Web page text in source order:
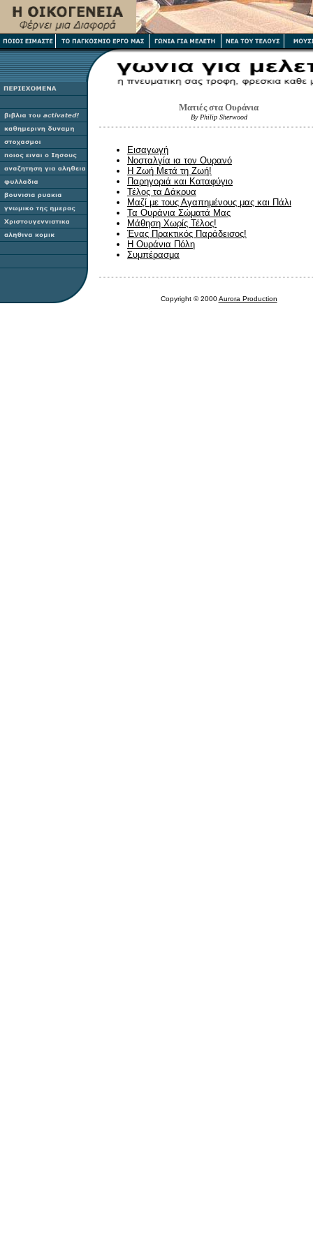
Ματιές στα Ουράνια
By Philip Sherwood
Εισαγωγή
Νοσταλγία ια τον Ουρανό
Η Ζωή Μετά τη Ζωή!
Παρηγοριά και Καταφύγιο
Τέλος τα Δάκρυα
Μαζί με τους Αγαπημένους μας και Πάλι
Τα Ουράνια Σώματά Μας
Μάθηση Χωρίς Τέλος!
Ένας Πρακτικός Παράδεισος!
Η Ουράνια Πόλη
Συμπέρασμα
Copyright © 2000Aurora Production